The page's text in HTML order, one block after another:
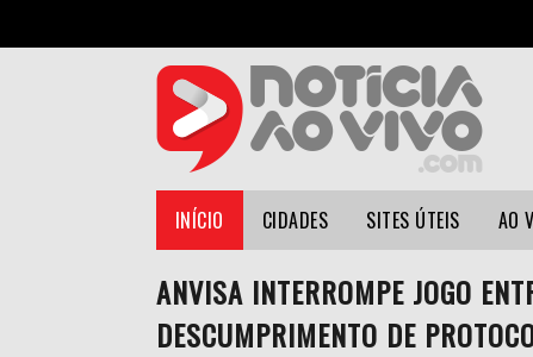
INÍCIO CIDADES SITES ÚTEIS AO
ANVISA INTERROMPE JOGO
DESCUMPRIMENTO DE